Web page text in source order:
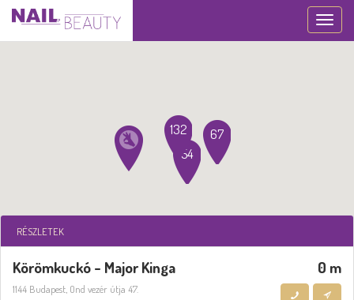
Toggle
navigation
67
54
132
RÉSZLETEK
Körömkuckó - Major Kinga
1144 Budapest, Ond vezér útja 47.
0 m